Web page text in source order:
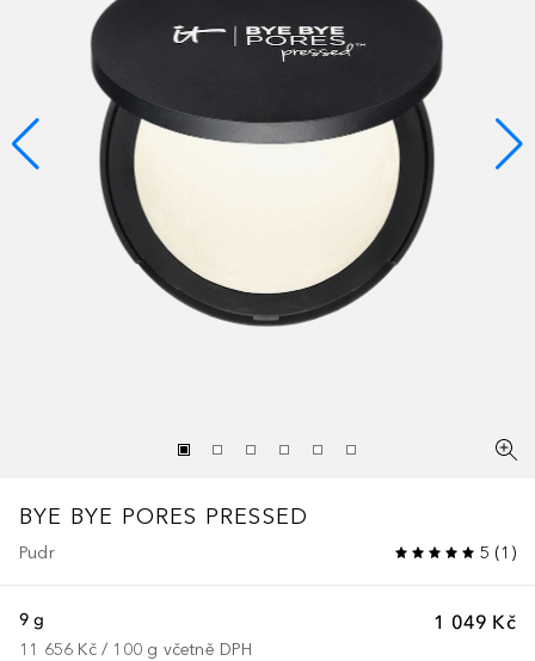
BYE BYE PORES PRESSED
Pudr 5 (1 )
1 049 Kč
9 g
11 656 Kč / 100 g včetně DPH